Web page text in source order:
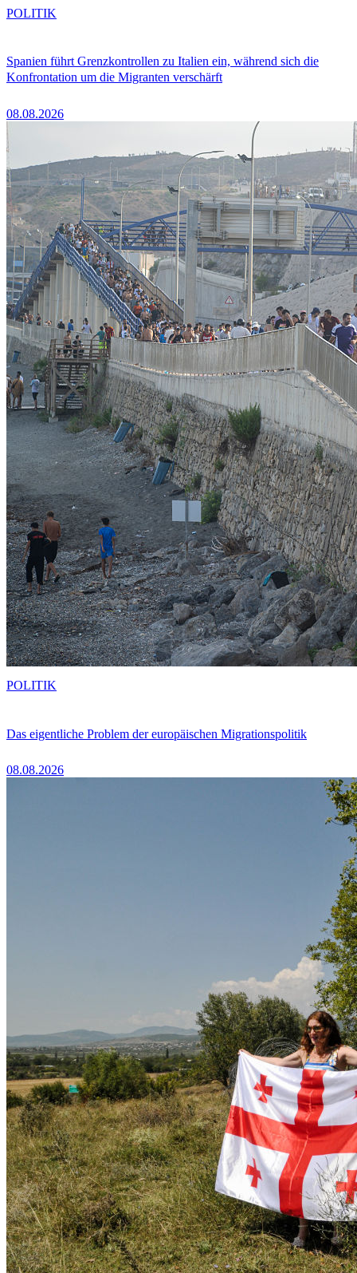
Spanien führt Grenzkontrollen zu Italien ein, während sich die
Konfrontation um die Migranten verschärft
08.08.2026
POLITIK
Das eigentliche Problem der europäischen Migrationspolitik
08.08.2026
POLITIK